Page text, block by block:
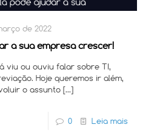
de 2022
a sua empresa crescer!
viu ou ouviu falar sobre TI,
Hoje queremos ir além,
o assunto […]
0 Leia mais